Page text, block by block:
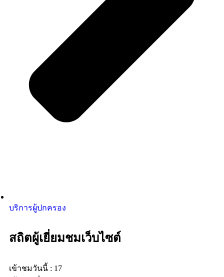
บริการผู้ปกครอง
สถิตผู้เยี่ยมชมเว็บไซต์
เข้าชมวันนี้ : 17